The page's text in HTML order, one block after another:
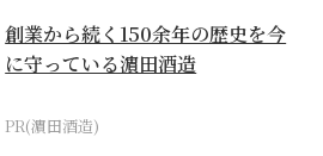
創業から続く150余年の歴史を今
に守っている濵田酒造
PR(濵田酒造)